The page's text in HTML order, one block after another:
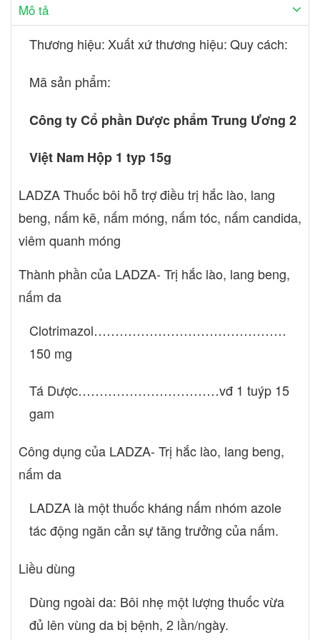
giảm. Chỉ dùng bôi ngoài da. Tránh để thuốc chạm mắt. Nếu có
kích ứng hay nhạy cảm, phải ngưng dùng thuốc và thay bằng liệu
pháp khác. Sử dụng cho phụ nữ có thai và cho con bú Chưa có
Do đó chỉ được dùng khi có chỉ định rõ ràng của bác sĩ. Vẫn
dùng cho người mẹ đang cho con bú. Bảo quản Nơi khô ráo,
thoáng mát, tránh ánh sáng trực tiếp, nhiệt dộ dưới 30oC Quy
Trung Ương 2 Nơi sản xuất Việt Nam
Mô tả
Thương hiệu:Xuất xứ thương hiệu:Quy cách:
Mã sản phẩm:
Công ty Cổ phần Dược phẩm Trung Ương 2
Việt Nam Hộp 1 typ 15g
LADZA Thuốc bôi hỗ trợ điều trị hắc lào, lang
beng, nấm kẽ, nấm móng, nấm tóc, nấm candida,
viêm quanh móng
Thành phần của LADZA- Trị hắc lào, lang beng,
nấm da
Clotrimazol………………………………………
150 mg
Tá Dược……………………………vđ 1 tuýp 15
gam
Công dụng của LADZA- Trị hắc lào, lang beng,
nấm da
LADZA là một thuốc kháng nấm nhóm azole
tác động ngăn cản sự tăng trưởng của nấm.
Liều dùng
Dùng ngoài da: Bôi nhẹ một lượng thuốc vừa
đủ lên vùng da bị bệnh, 2 lần/ngày.